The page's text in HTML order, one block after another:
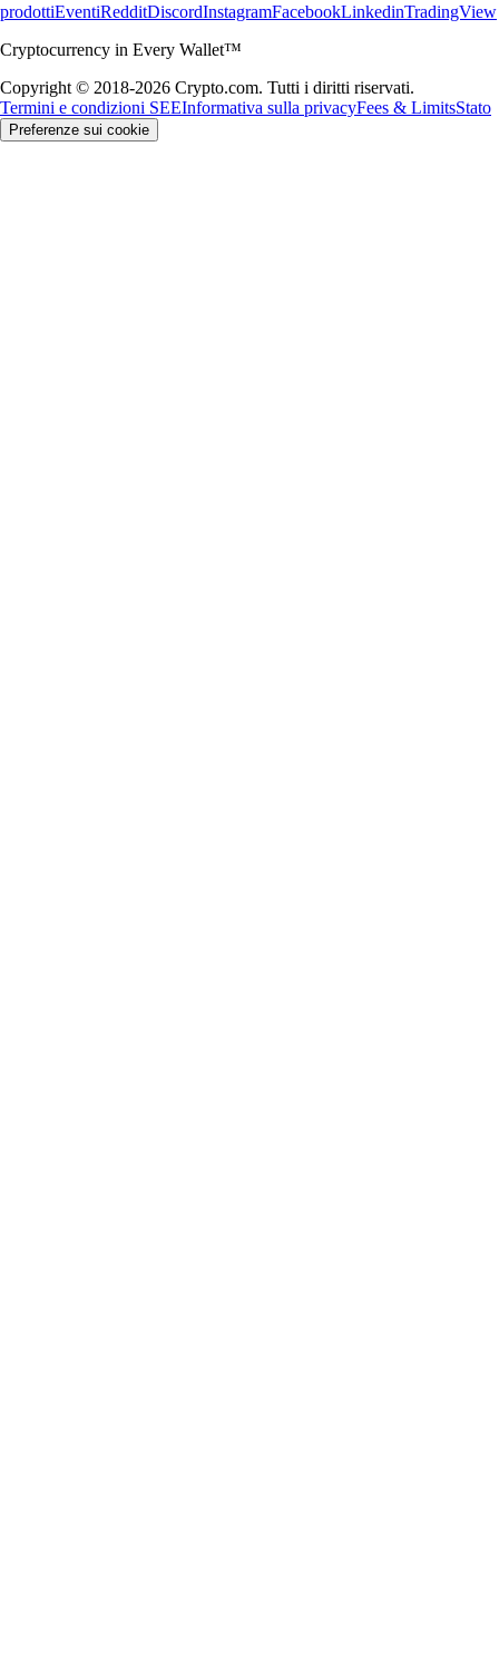
prodottiEventiRedditDiscordInstagramFacebookLinkedinTradingView
Cryptocurrency in Every Wallet™
Copyright © 2018-2026 Crypto.com. Tutti i diritti riservati.
Termini e condizioni SEEInformativa sulla privacyFees & LimitsStato
Preferenze sui cookie